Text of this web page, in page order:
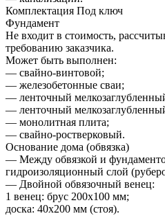
Комплектация Под ключ
Фундамент
Не входит в стоимость,
требованию заказчика.
Может быть выполнен:
— свайно-винтовой;
— железобетонные сваи;
— ленточный
— ленточный
— монолитная плита;
— свайно-ростверковый.
Основание дома (обвязка)
— Между обвязкой и
гидроизоляционный слой
— Двойной обвязочный венец:
1 венец: брус 200х100 мм;
доска: 40х200 мм (стоя).